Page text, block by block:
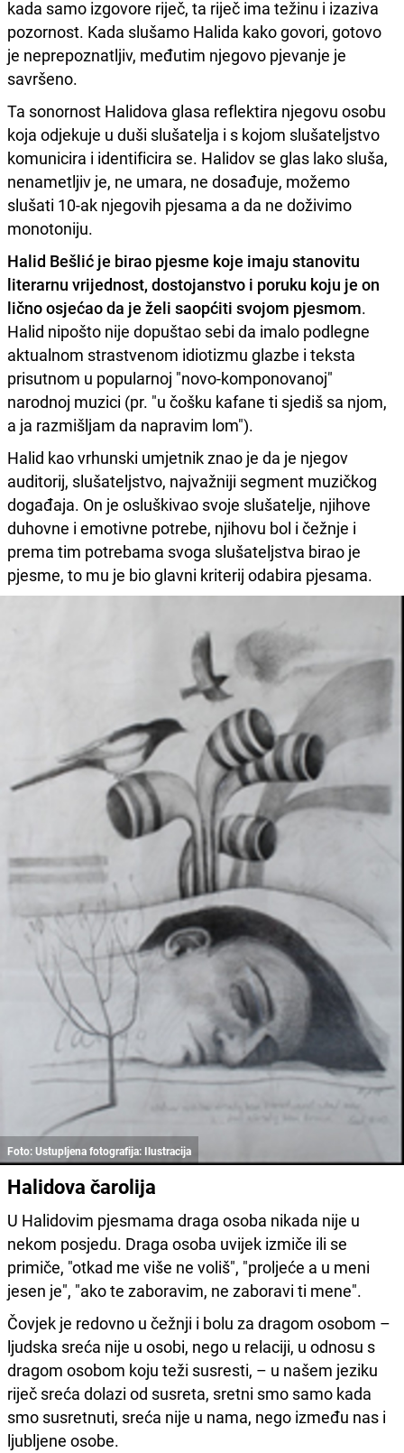
kada samo izgovore riječ, ta riječ ima težinu i izaziva
pozornost. Kada slušamo Halida kako govori, gotovo
je neprepoznatljiv, međutim njegovo pjevanje je
savršeno.
Ta sonornost Halidova glasa reflektira njegovu osobu
koja odjekuje u duši slušatelja i s kojom slušateljstvo
komunicira i identificira se. Halidov se glas lako sluša,
nenametljiv je, ne umara, ne dosađuje, možemo
slušati 10-ak njegovih pjesama a da ne doživimo
monotoniju.
Halid Bešlić je birao pjesme koje imaju stanovitu
literarnu vrijednost, dostojanstvo i poruku koju je on
lično osjećao da je želi saopćiti svojom pjesmom.
Halid nipošto nije dopuštao sebi da imalo podlegne
aktualnom strastvenom idiotizmu glazbe i teksta
prisutnom u popularnoj "novo-komponovanoj"
narodnoj muzici (pr. "u čošku kafane ti sjediš sa njom,
a ja razmišljam da napravim lom").
Halid kao vrhunski umjetnik znao je da je njegov
auditorij, slušateljstvo, najvažniji segment muzičkog
događaja. On je osluškivao svoje slušatelje, njihove
duhovne i emotivne potrebe, njihovu bol i čežnje i
prema tim potrebama svoga slušateljstva birao je
pjesme, to mu je bio glavni kriterij odabira pjesama.
Foto: Ustupljena fotografija: Ilustracija
Halidova čarolija
U Halidovim pjesmama draga osoba nikada nije u
nekom posjedu. Draga osoba uvijek izmiče ili se
primiče, "otkad me više ne voliš", "proljeće a u meni
jesen je", "ako te zaboravim, ne zaboravi ti mene".
Čovjek je redovno u čežnji i bolu za dragom osobom –
ljudska sreća nije u osobi, nego u relaciji, u odnosu s
dragom osobom koju teži susresti, – u našem jeziku
riječ sreća dolazi od susreta, sretni smo samo kada
smo susretnuti, sreća nije u nama, nego između nas i
ljubljene osobe.